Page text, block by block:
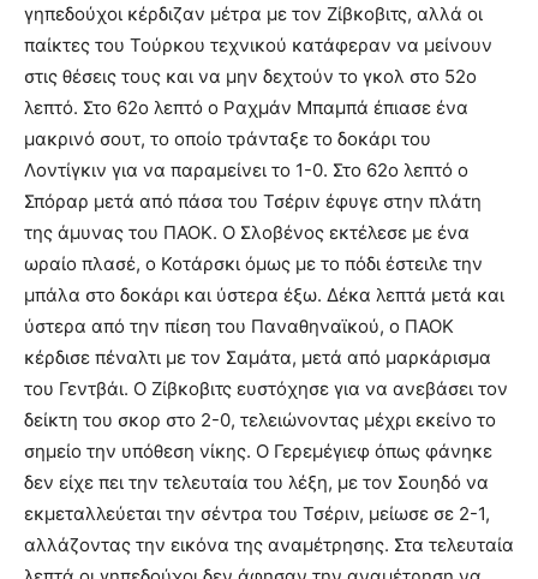
γηπεδούχοι κέρδιζαν μέτρα με τον Ζίβκοβιτς, αλλά οι
παίκτες του Τούρκου τεχνικού κατάφεραν να μείνουν
στις θέσεις τους και να μην δεχτούν το γκολ στο 52ο
λεπτό. Στο 62ο λεπτό ο Ραχμάν Μπαμπά έπιασε ένα
μακρινό σουτ, το οποίο τράνταξε το δοκάρι του
Λοντίγκιν για να παραμείνει το 1-0. Στο 62ο λεπτό ο
Σπόραρ μετά από πάσα του Τσέριν έφυγε στην πλάτη
της άμυνας του ΠΑΟΚ. Ο Σλοβένος εκτέλεσε με ένα
ωραίο πλασέ, ο Κοτάρσκι όμως με το πόδι έστειλε την
μπάλα στο δοκάρι και ύστερα έξω. Δέκα λεπτά μετά και
ύστερα από την πίεση του Παναθηναϊκού, ο ΠΑΟΚ
κέρδισε πέναλτι με τον Σαμάτα, μετά από μαρκάρισμα
του Γεντβάι. Ο Ζίβκοβιτς ευστόχησε για να ανεβάσει τον
δείκτη του σκορ στο 2-0, τελειώνοντας μέχρι εκείνο το
σημείο την υπόθεση νίκης. Ο Γερεμέγιεφ όπως φάνηκε
δεν είχε πει την τελευταία του λέξη, με τον Σουηδό να
εκμεταλλεύεται την σέντρα του Τσέριν, μείωσε σε 2-1,
αλλάζοντας την εικόνα της αναμέτρησης. Στα τελευταία